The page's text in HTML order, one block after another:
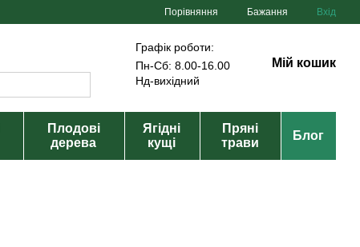
Порівняння Бажання Вхід
Графік роботи:
Пн-Сб: 8.00-16.00
Нд-вихідний
Мій кошик
Плодові
дерева
Ягідні
кущі
Пряні
трави
Блог